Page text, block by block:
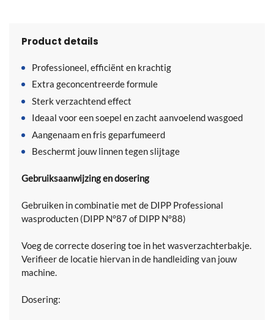
Product details
Professioneel, efficiënt en krachtig
Extra geconcentreerde formule
Sterk verzachtend effect
Ideaal voor een soepel en zacht aanvoelend wasgoed
Aangenaam en fris geparfumeerd
Beschermt jouw linnen tegen slijtage
Gebruiksaanwijzing en dosering
Gebruiken in combinatie met de DIPP Professional
wasproducten (DIPP N°87 of DIPP N°88)
Voeg de correcte dosering toe in het wasverzachterbakje.
Verifieer de locatie hiervan in de handleiding van jouw
machine.
Dosering: